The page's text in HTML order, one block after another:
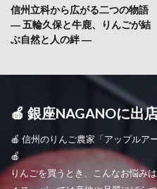
信州立科から広がる二つの物語
― 五輪久保と牛鹿、りんごが結
ぶ自然と人の絆 ―
🍎 銀座NAGANOに出
🍎 信州のりんご農家「アップルア
🍎
りんごを買うとき、こんなお悩み